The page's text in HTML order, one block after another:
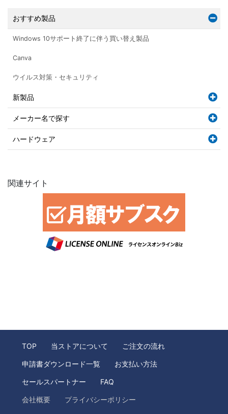
おすすめ製品
Windows 10サポート終了に伴う買い替え製品
Canva
ウイルス対策・セキュリティ
新製品
メーカー名で探す
ハードウェア
関連サイト
TOP 当ストアについて ご注文の流れ
申請書ダウンロード一覧 お支払い方法
セールスパートナー FAQ
会社概要 プライバシーポリシー